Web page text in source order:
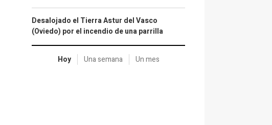
Desalojado el Tierra Astur del Vasco
(Oviedo) por el incendio de una parrilla
Hoy Una semana Un mes